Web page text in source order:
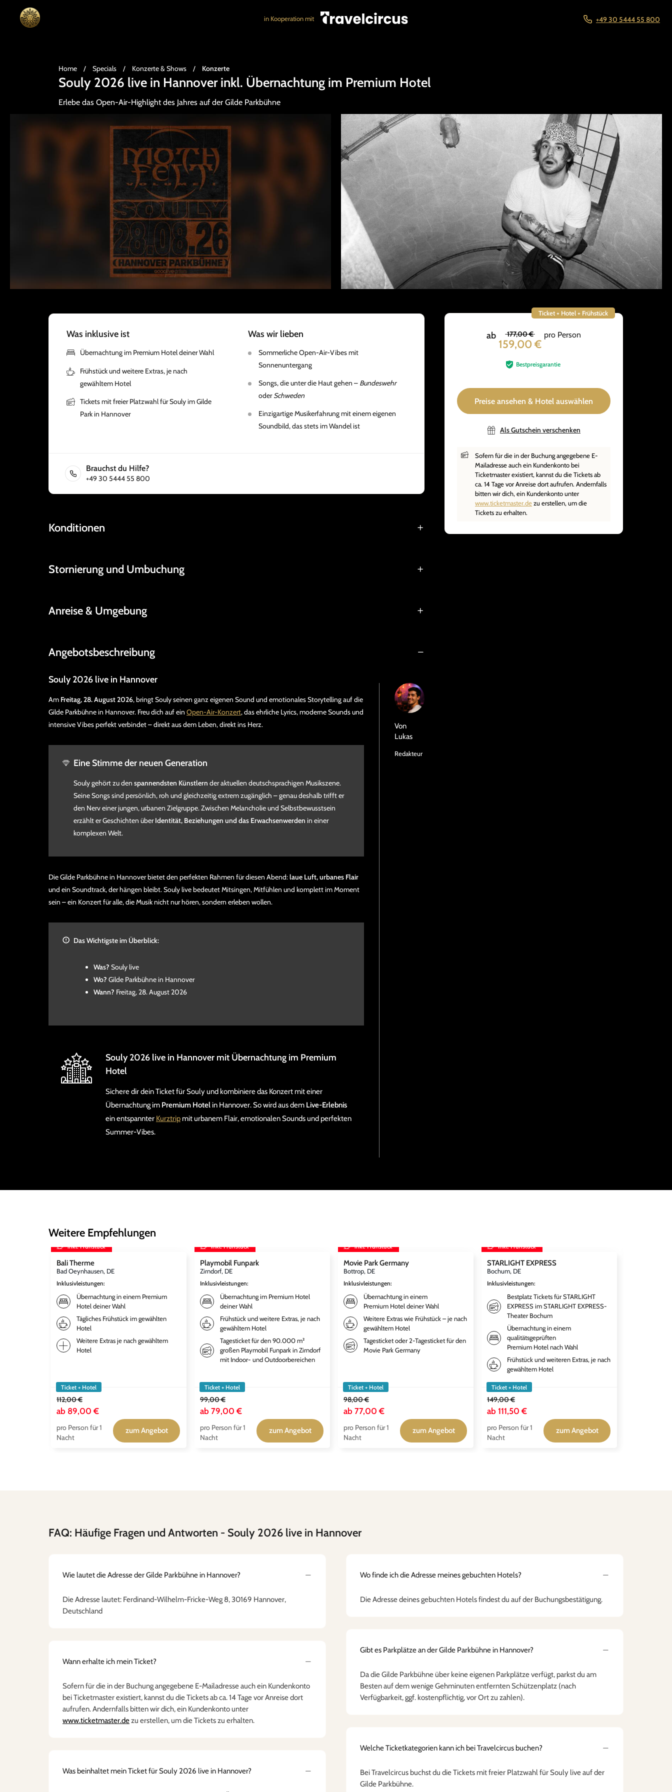
in Kooperation mit +49 30 5444 55 800
Home / Specials / Konzerte & Shows / Konzerte
Souly 2026 live in Hannover inkl. Übernachtung im Premium Hotel
Erlebe das Open-Air-Highlight des Jahres auf der Gilde Parkbühne
Ticket + Hotel + Frühstück
ab 177,00 €
159,00 €
pro Person
Bestpreisgarantie
Preise ansehen & Hotel auswählen
Als Gutschein verschenken
Sofern für die in der Buchung angegebene E-
Mailadresse auch ein Kundenkonto bei
Ticketmaster existiert, kannst du die Tickets ab
ca. 14 Tage vor Anreise dort aufrufen. Andernfalls
bitten wir dich, ein Kundenkonto unter
www.ticketmaster.dezu erstellen, um die
Tickets zu erhalten.
Was inklusive ist
Übernachtung im Premium Hotel deiner Wahl
Frühstück und weitere Extras, je nach
gewähltem Hotel
Tickets mit freier Platzwahl für Souly im Gilde
Park in Hannover
Was wir lieben
Sommerliche Open-Air-Vibes mit
Sonnenuntergang
Songs, die unter die Haut gehen – Bundeswehr
oderSchweden
Einzigartige Musikerfahrung mit einem eigenen
Soundbild, das stets im Wandel ist
Brauchst du Hilfe?
+49 30 5444 55 800
Konditionen
Stornierung und Umbuchung
Anreise & Umgebung
Angebotsbeschreibung
Souly 2026 live in Hannover
Am Freitag, 28. August 2026, bringt Souly seinen ganz eigenen Sound und emotionales Storytelling auf die
Gilde Parkbühne in Hannover. Freu dich auf ein Open-Air-Konzert, das ehrliche Lyrics, moderne Sounds und
intensive Vibes perfekt verbindet – direkt aus dem Leben, direkt ins Herz.
Eine Stimme der neuen Generation
Souly gehört zu den spannendsten Künstlern der aktuellen deutschsprachigen Musikszene.
Seine Songs sind persönlich, roh und gleichzeitig extrem zugänglich – genau deshalb trifft er
den Nerv einer jungen, urbanen Zielgruppe. Zwischen Melancholie und Selbstbewusstsein
erzählt er Geschichten überIdentität, Beziehungen und das Erwachsenwerden in einer
komplexen Welt.
Die Gilde Parkbühne in Hannover bietet den perfekten Rahmen für diesen Abend:laue Luft, urbanes Flair
und ein Soundtrack, der hängen bleibt. Souly live bedeutet Mitsingen, Mitfühlen und komplett im Moment
sein – ein Konzert für alle, die Musik nicht nur hören, sondern erleben wollen.
Das Wichtigste im Überblick:
Was? Souly live
Wo? Gilde Parkbühne in Hannover
Wann? Freitag, 28. August 2026
Souly 2026 live in Hannover mit Übernachtung im Premium
Hotel
Sichere dir dein Ticket für Souly und kombiniere das Konzert mit einer
Übernachtung im Premium Hotel in Hannover. So wird aus dem Live-Erlebnis
ein entspannter Kurztrip mit urbanem Flair, emotionalen Sounds und perfekten
Summer-Vibes.
Von
Lukas
Redakteur
Weitere Empfehlungen
inkl. Frühstück
Bali Therme
Bad Oeynhausen, DE
Inklusivleistungen:
Übernachtung in einem Premium
Hotel deiner Wahl
Tägliches Frühstück im gewählten
Hotel
Weitere Extras je nach gewähltem
Hotel
Ticket + Hotel
112,00 €
ab 89,00 €
pro Person für 1
Nacht
zum Angebot
inkl. Frühstück
Playmobil Funpark
Zirndorf, DE
Inklusivleistungen:
Übernachtung im Premium Hotel
deiner Wahl
Frühstück und weitere Extras, je nach
gewähltem Hotel
Tagesticket für den 90.000 m²
großen Playmobil Funpark in Zirndorf
mit Indoor- und Outdoorbereichen
Ticket + Hotel
99,00 €
ab 79,00 €
pro Person für 1
Nacht
zum Angebot
inkl. Frühstück
Movie Park Germany
Bottrop, DE
Inklusivleistungen:
Übernachtung in einem
Premium Hotel deiner Wahl
Weitere Extras wie Frühstück – je nach
gewähltem Hotel
Tagesticket oder 2-Tagesticket für den
Movie Park Germany
Ticket + Hotel
98,00 €
ab 77,00 €
pro Person für 1
Nacht
zum Angebot
inkl. Frühstück
STARLIGHT EXPRESS
Bochum, DE
Inklusivleistungen:
Bestplatz Tickets für STARLIGHT
EXPRESS im STARLIGHT EXPRESS-
Theater Bochum
Übernachtung in einem
qualitätsgeprüften
Premium Hotel nach Wahl
Frühstück und weiteren Extras, je nach
gewähltem Hotel
Ticket + Hotel
149,00 €
ab 111,50 €
pro Person für 1
Nacht
zum Angebot
FAQ: Häufige Fragen und Antworten - Souly 2026 live in Hannover
Wie lautet die Adresse der Gilde Parkbühne in Hannover?
Die Adresse lautet: Ferdinand-Wilhelm-Fricke-Weg 8, 30169 Hannover,
Deutschland
Wann erhalte ich mein Ticket?
Sofern für die in der Buchung angegebene E-Mailadresse auch ein Kundenkonto
bei Ticketmaster existiert, kannst du die Tickets ab ca. 14 Tage vor Anreise dort
aufrufen. Andernfalls bitten wir dich, ein Kundenkonto unter
www.ticketmaster.dezu erstellen, um die Tickets zu erhalten.
Was beinhaltet mein Ticket für Souly 2026 live in Hannover?
Wo finde ich die Adresse meines gebuchten Hotels?
Die Adresse deines gebuchten Hotels findest du auf der Buchungsbestätigung.
Gibt es Parkplätze an der Gilde Parkbühne in Hannover?
Da die Gilde Parkbühne über keine eigenen Parkplätze verfügt, parkst du am
Besten auf dem wenige Gehminuten entfernten Schützenplatz (nach
Verfügbarkeit, ggf. kostenpflichtig, vor Ort zu zahlen).
Welche Ticketkategorien kann ich bei Travelcircus buchen?
Bei Travelcircus buchst du die Tickets mit freier Platzwahl für Souly live auf der
Gilde Parkbühne.